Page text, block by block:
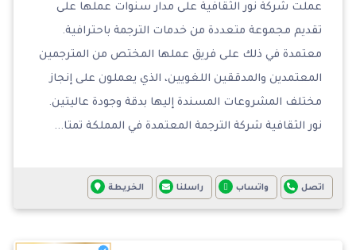
عملت شركة نور الثقافية على مدار سنوات عملها على
تقديم مجموعة متعددة من خدمات الترجمة باحترافية.
معتمدة في ذلك على فريق عملها المختص من المترجمين
المعتمدين والمدققين اللغويين، الذي يعملون على إنجاز
مختلف المشروعات المسندة إليها بدقة وجودة عاليتين.
نور الثقافية شركة الترجمة المعتمدة في المملكة تمتا...
اتصل واتساب راسلنا الخريطة